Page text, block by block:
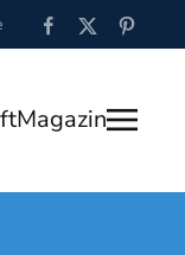
Magazin